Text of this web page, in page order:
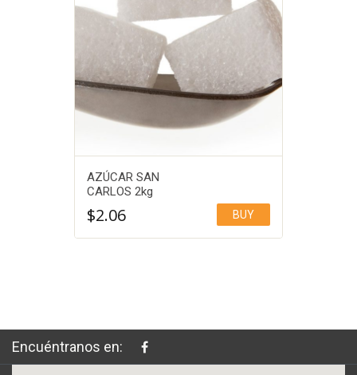
AZÚCAR SAN
CARLOS 2kg
$2.06 BUY
Encuéntranos en: